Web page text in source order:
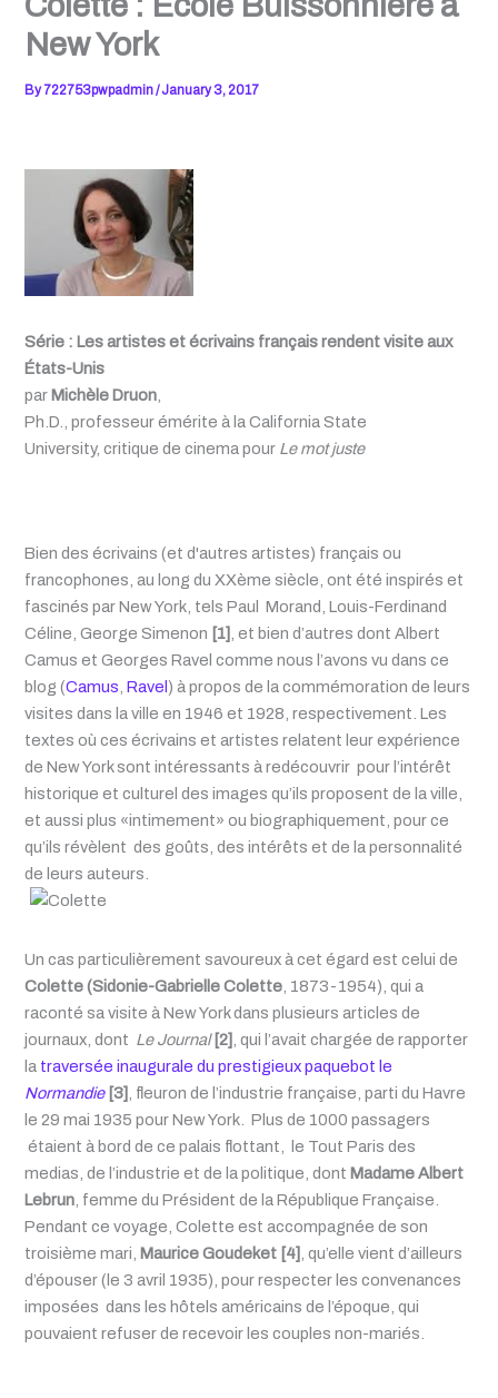
New York
By 722753pwpadmin/January 3, 2017
Série : Les artistes et écrivains français rendent visite aux
États-Unis
par Michèle Druon
Ph.D., professeur émérite à laCalifornia State
University,critique de cinema pour Le mot juste
Bien des écrivains (et d'autres artistes) français ou
francophones, au long du XXème siècle, ont été inspirés et
fascinés par New York, tels Paul Morand, Louis-Ferdinand
Céline, George Simenon [1], et bien d’autres dont Albert
Camus et Georges Ravel comme nous l’avons vu dans ce
blog (Camus,Ravel ) à propos de la commémoration de leurs
visites dans la ville en 1946 et 1928, respectivement. Les
textes où ces écrivains et artistes relatent leur expérience
de New York sont intéressants à redécouvrir pour l’intérêt
historique et culturel des images qu’ils proposent de la ville,
et aussi plus «intimement» ou biographiquement, pour ce
qu’ils révèlent des goûts, des intérêts et de la personnalité
de leurs auteurs.
Un cas particulièrement savoureux à cet égard est celui de
Colette (Sidonie-Gabrielle Colette , 1873-1954), qui a
raconté sa visite à New York dans plusieurs articles de
journaux, dont Le Journal [2] , qui l’avait chargée de rapporter
la traversée inaugurale du prestigieux paquebot le
Normandie [3]
, fleuron de l’industrie française, parti du Havre
le 29 mai 1935 pour New York. Plus de 1000 passagers
étaient à bord de ce palais flottant, le Tout Paris des
medias, de l’industrie et de la politique, dont Madame Albert
Lebrun , femme du Président de la République Française.
Pendant ce voyage, Colette est accompagnée de son
troisième mari, Maurice Goudeket [4] , qu’elle vient d’ailleurs
d’épouser (le 3 avril 1935), pour respecter les convenances
imposées dans les hôtels américains de l’époque, qui
pouvaient refuser de recevoir les couples non-mariés.